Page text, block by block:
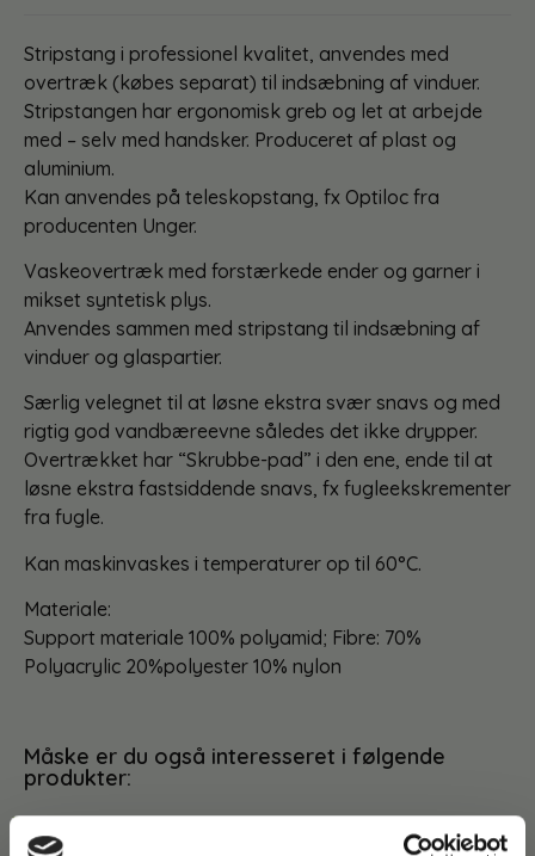
Stripstang i professionel kvalitet, anvendes med
overtræk (købes separat) til indsæbning af vinduer.
Stripstangen har ergonomisk greb og let at arbejde
med – selv med handsker. Produceret af plast og
aluminium.
Kan anvendes på teleskopstang, fx Optiloc fra
producenten Unger.
Vaskeovertræk med forstærkede ender og garner i
mikset syntetisk plys.
Anvendes sammen med stripstang til indsæbning af
vinduer og glaspartier.
Særlig velegnet til at løsne ekstra svær snavs og med
rigtig god vandbæreevne således det ikke drypper.
Overtrækket har “Skrubbe-pad” i den ene, ende til at
løsne ekstra fastsiddende snavs, fx fugleekskrementer
fra fugle.
Kan maskinvaskes i temperaturer op til 60°C.
Materiale:
Support materiale 100% polyamid; Fibre: 70%
Polyacrylic 20%polyester 10% nylon
Måske er du også interesseret i følgende
produkter:
Du kunne også være interesseret i…